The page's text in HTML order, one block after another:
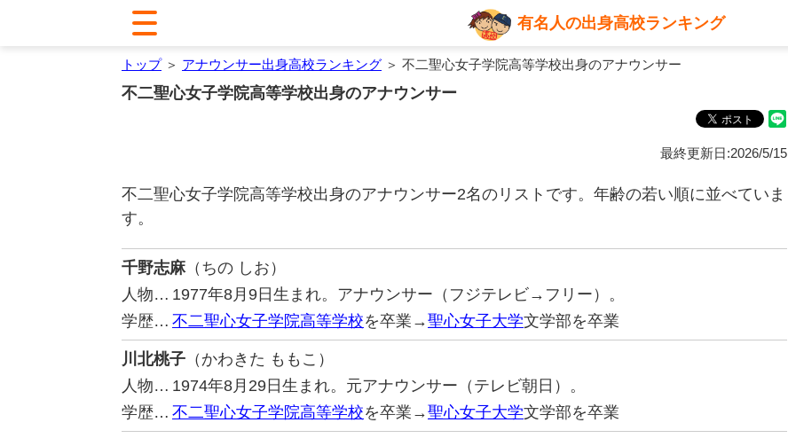
有名人の出身高校ランキング
トップ＞ アナウンサー出身高校ランキング ＞ 不二聖心女子学院高等学校出身のアナウンサー
不二聖心女子学院高等学校出身のアナウンサー
最終更新日:2026/5/15
不二聖心女子学院高等学校出身のアナウンサー2名のリストです。年齢の若い順に並べていま
す。
千野志麻（ちの しお）
人物… 1977年8月9日生まれ。アナウンサー（フジテレビ→フリー）。
学歴… 不二聖心女子学院高等学校を卒業→聖心女子大学文学部を卒業
川北桃子 （かわきた ももこ）
人物… 1974年8月29日生まれ。元アナウンサー（テレビ朝日）。
学歴… 不二聖心女子学院高等学校を卒業→聖心女子大学文学部を卒業